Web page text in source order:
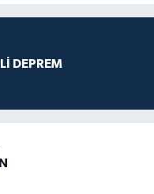
DEPREM